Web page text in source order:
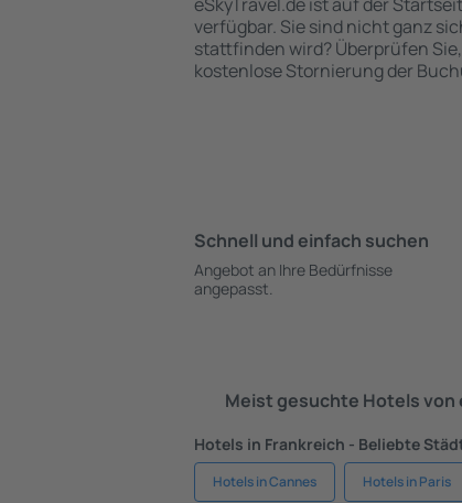
verfügbar. Sie sind nicht ganz
stattfinden wird? Überprüfen
kostenlose Stornierung der
Schnell und einfach suchen
Angebot an Ihre Bedürfnisse
angepasst.
Meist gesuchte Hotels von
Hotels in Frankreich - Beliebte
Hotels in Cannes Hotels in Paris